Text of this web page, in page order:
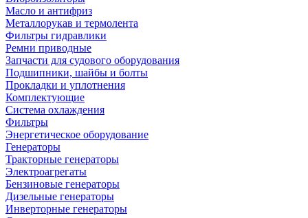
Масло и антифриз
Металлорукав и термолента
Фильтры гидравлики
Ремни приводные
Запчасти для судового оборудования
Подшипники, шайбы и болты
Прокладки и уплотнения
Комплектующие
Система охлаждения
Фильтры
Энергетическое оборудование
Генераторы
Тракторные генераторы
Электроагрегаты
Бензиновые генераторы
Дизельные генераторы
Инверторные генераторы